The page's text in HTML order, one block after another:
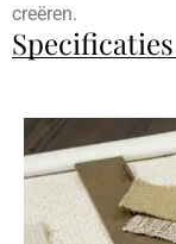
creëren.
Specificaties